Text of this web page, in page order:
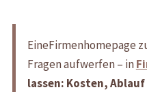
EineFirmenhomepage
Fragen aufwerfen – in
lassen: Kosten, Ablauf